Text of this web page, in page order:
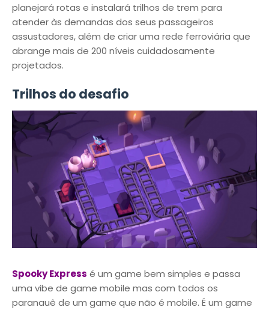
planejará rotas e instalará trilhos de trem para
atender às demandas dos seus passageiros
assustadores, além de criar uma rede ferroviária que
abrange mais de 200 níveis cuidadosamente
projetados.
Trilhos do desafio
Spooky Express é um game bem simples e passa
uma vibe de game mobile mas com todos os
paranauê de um game que não é mobile. É um game